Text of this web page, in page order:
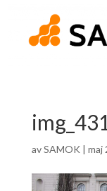
avSAMOK | maj